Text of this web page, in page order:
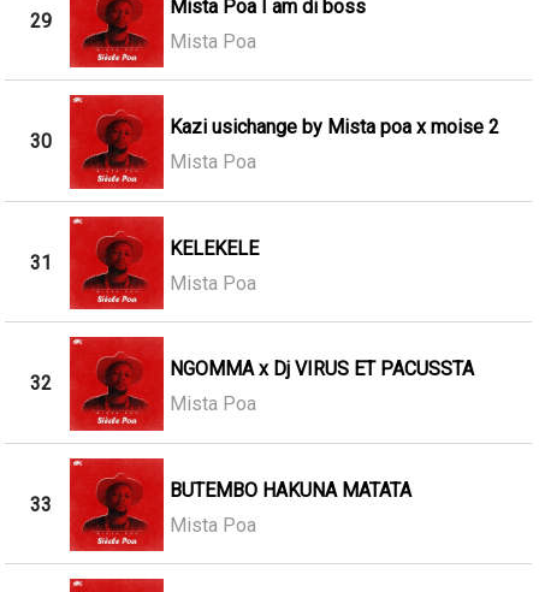
29
Mista Poa I am di boss
Mista Poa
30
Kazi usichange by Mista poa x moise 2
Mista Poa
31
KELEKELE
Mista Poa
32
NGOMMA x Dj VIRUS ET PACUSSTA
Mista Poa
33
BUTEMBO HAKUNA MATATA
Mista Poa